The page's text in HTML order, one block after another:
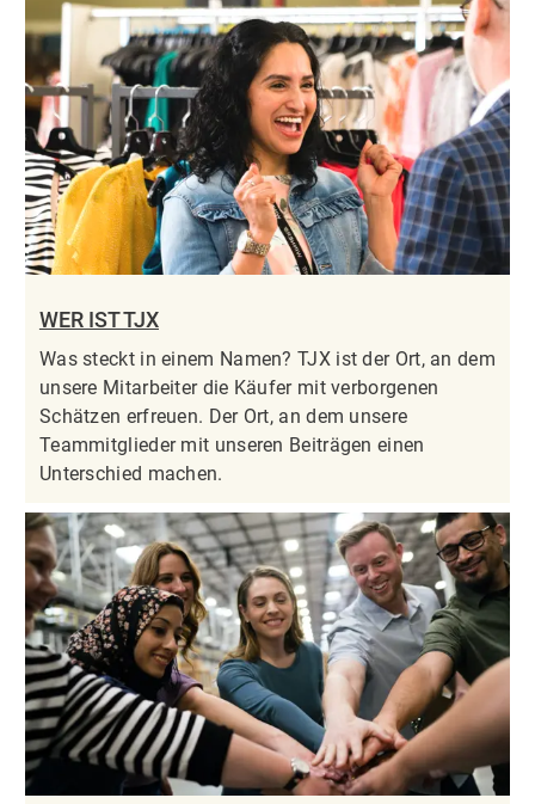
WER IST TJX
Was steckt in einem Namen? TJX ist der Ort, an dem
unsere Mitarbeiter die Käufer mit verborgenen
Schätzen erfreuen. Der Ort, an dem unsere
Teammitglieder mit unseren Beiträgen einen
Unterschied machen.